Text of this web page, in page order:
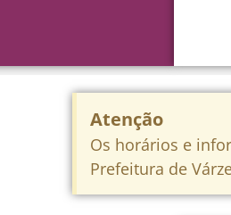
Atenção
Os horários e
Prefeitura de